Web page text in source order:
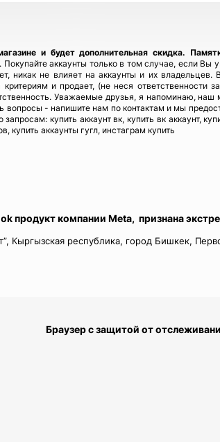
и будет дополнительная скидка.
аккаунты только в том случае, если Вы
никак не влияет на аккаунты и их
и продает, (не неся ответственности
Уважаемые друзья, я напоминаю, наш
вопросы - напишите нам по контактам и мы
купить аккаунт вк, купить вк аккаунт,
купить аккаунты гугл, инстаграм купить
продукт компании Meta, признана
Кыргызская республика, город Бишкек,
Браузер с защитой от